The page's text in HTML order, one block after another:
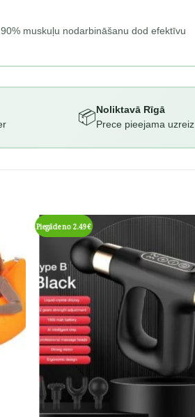
muskuļu nodarbināšanu dod efektīvu
📦 Noliktavā Rīgā
Prece pieejama uzreiz
Piegāde no 2.49€